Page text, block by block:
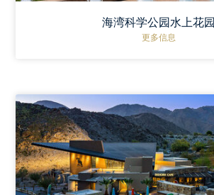
海湾科学公园水上花园
更多信息